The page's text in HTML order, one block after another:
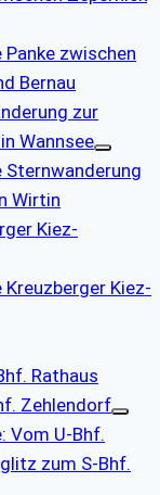
Panke zwischen
Bernau
zur
Wannsee
Sternwanderung
Wirtin
Kiez-
Kreuzberger Kiez-
Rathaus
Zehlendorf
Vom U-Bhf.
zum S-Bhf.